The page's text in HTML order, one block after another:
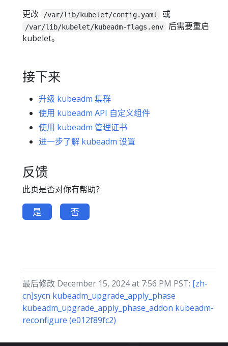
更改
/var/lib/kubelet/config.yaml 或
/var/lib/kubelet/kubeadm-flags.env
后需要重启
kubelet。
接下来
升级 kubeadm 集群
使用 kubeadm API 自定义组件
使用 kubeadm 管理证书
进一步了解 kubeadm 设置
反馈
此页是否对你有帮助？
是 否
最后修改 December 15, 2024 at 7:56 PM PST: [zh-
cn]sycn kubeadm_upgrade_apply_phase
kubeadm_upgrade_apply_phase_addon kubeadm-
reconfigure (e012f89fc2)